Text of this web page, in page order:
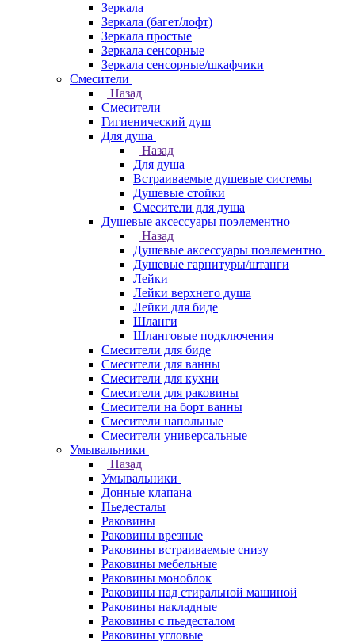
Зеркала
Зеркала (багет/лофт)
Зеркала простые
Зеркала сенсорные
Зеркала сенсорные/шкафчики
Смесители
Назад
Смесители
Гигиенический душ
Для душа
Назад
Для душа
Встраиваемые душевые системы
Душевые стойки
Смесители для душа
Душевые аксессуары поэлементно
Назад
Душевые аксессуары поэлементно
Душевые гарнитуры/штанги
Лейки
Лейки верхнего душа
Лейки для биде
Шланги
Шланговые подключения
Смесители для биде
Смесители для ванны
Смесители для кухни
Смесители для раковины
Смесители на борт ванны
Смесители напольные
Смесители универсальные
Умывальники
Назад
Умывальники
Донные клапана
Пьедесталы
Раковины
Раковины врезные
Раковины встраиваемые снизу
Раковины мебельные
Раковины моноблок
Раковины над стиральной машиной
Раковины накладные
Раковины с пьедесталом
Раковины угловые